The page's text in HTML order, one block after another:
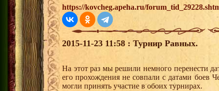
https://kovcheg.apeha.ru/
2015-11-23 11:58 : Турнир Равных.
На этот раз мы решили немного перенести
его прохождения не совпали с датами боев
могли принять участие в обоих турнирах.